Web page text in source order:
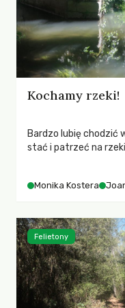
Kochamy rzeki!
Bardzo lubię chodzić
stać i patrzeć na
Monika Kostera
Felietony